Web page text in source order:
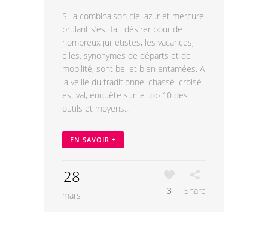
Si la combinaison ciel azur et mercure
brulant s’est fait désirer pour de
nombreux juilletistes, les vacances,
elles, synonymes de départs et de
mobilité, sont bel et bien entamées. A
la veille du traditionnel chassé–croisé
estival, enquête sur le top 10 des
outils et moyens...
EN SAVOIR +
28
mars 3 Share